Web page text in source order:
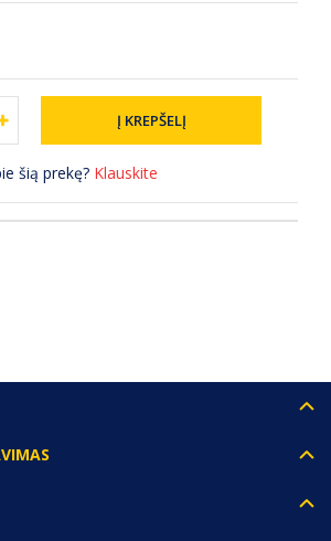
šią prekę? Klauskite